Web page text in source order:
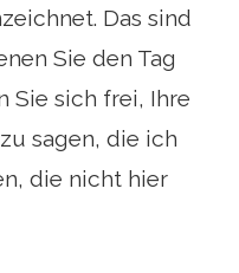
Das sind
Sie den Tag
Sie sich frei, Ihre
sagen, die ich
die nicht hier